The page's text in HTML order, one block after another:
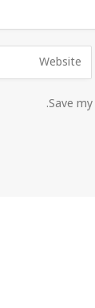
Save